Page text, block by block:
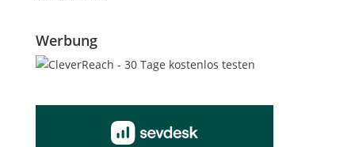
Werbung